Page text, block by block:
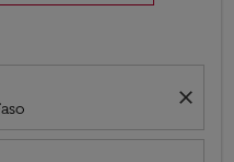
close